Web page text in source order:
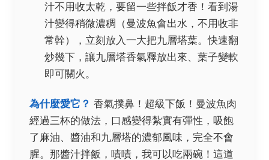
汁不用收太乾，要留一些拌飯才香！看到湯
汁變得稍微濃稠（曼波魚會出水，不用收非
常幹），立刻放入一大把九層塔葉。快速翻
炒幾下，讓九層塔香氣釋放出來、葉子變軟
即可關火。
為什麼愛它？ 香氣撲鼻！超級下飯！曼波魚肉
經過三杯的做法，口感變得紮實有彈性，吸飽
了麻油、醬油和九層塔的濃郁風味，完全不會
腥。那醬汁拌飯，嘖嘖，我可以吃兩碗！這道